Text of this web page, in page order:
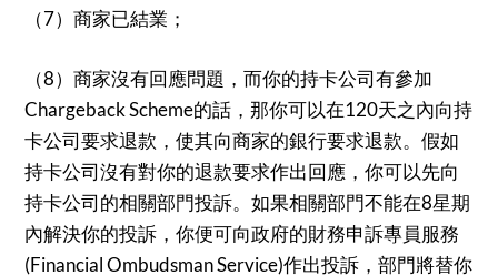
（7）商家已結業；
（8）商家沒有回應問題，而你的持卡公司有參加
Chargeback Scheme的話，那你可以在120天之內向持
卡公司要求退款，使其向商家的銀行要求退款。假如
持卡公司沒有對你的退款要求作出回應，你可以先向
持卡公司的相關部門投訴。如果相關部門不能在8星期
內解決你的投訴，你便可向政府的財務申訴專員服務
(Financial Ombudsman Service)作出投訴，部門將替你